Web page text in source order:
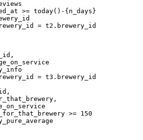
>= today()-{n_days}
= t2.brewery_id
= t3.brewery_id
>= 150